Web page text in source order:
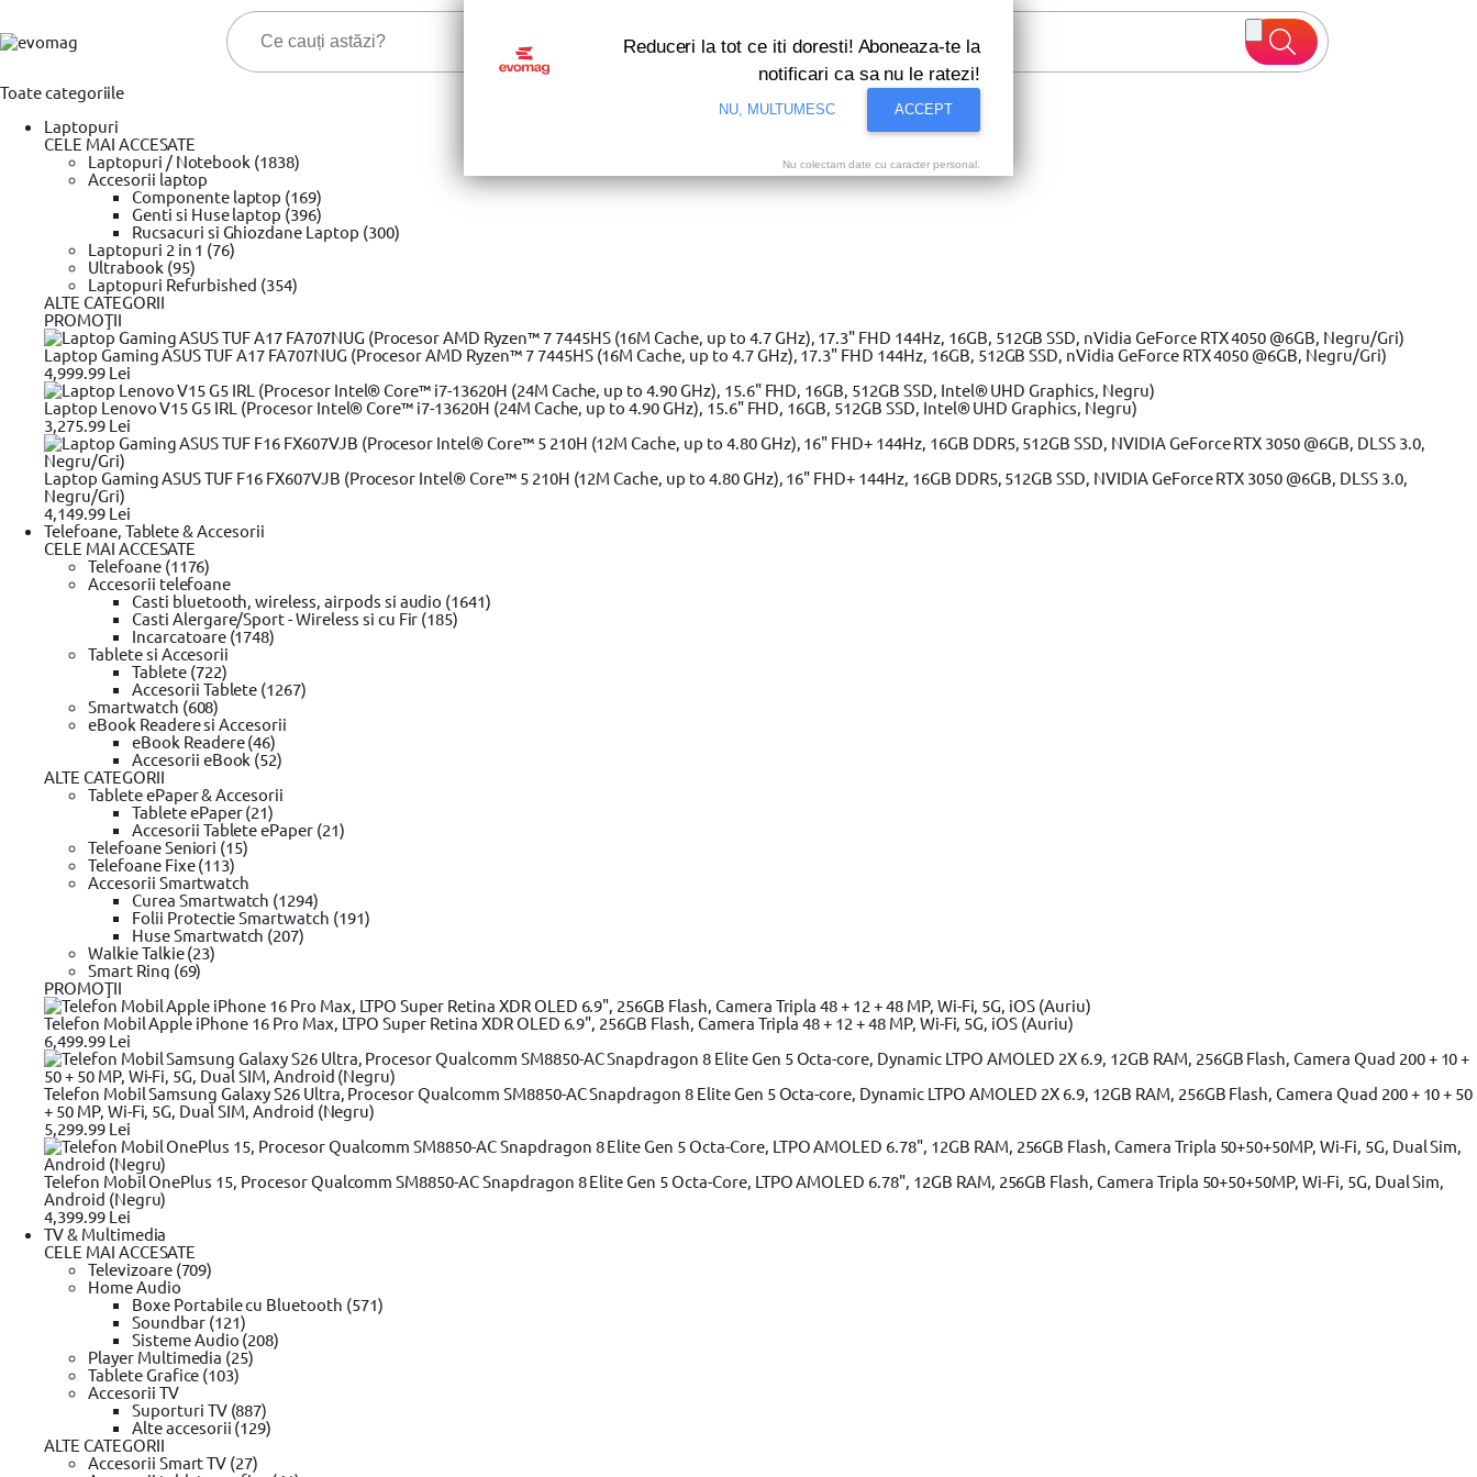
Toate categoriile
Laptopuri
CELE MAI ACCESATE
Laptopuri / Notebook (1838)
Accesorii laptop
Componente laptop (169)
Genti si Huse laptop (396)
Rucsacuri si Ghiozdane Laptop (300)
Laptopuri 2 in 1 (76)
Ultrabook (95)
Laptopuri Refurbished (354)
ALTE CATEGORII
PROMOŢII
Laptop Gaming ASUS TUF A17 FA707NUG (Procesor AMD Ryzen™ 7 7445HS (16M Cache, up to 4.7 GHz), 17.3" FHD 144Hz, 16GB, 512GB SSD, nVidia GeForce RTX 4050 @6GB, Negru/Gri)
4,999.99 Lei
Laptop Lenovo V15 G5 IRL (Procesor Intel® Core™ i7-13620H (24M Cache, up to 4.90 GHz), 15.6" FHD, 16GB, 512GB SSD, Intel® UHD Graphics, Negru)
3,275.99 Lei
Laptop Gaming ASUS TUF F16 FX607VJB (Procesor Intel® Core™ 5 210H (12M Cache, up to 4.80 GHz), 16" FHD+ 144Hz, 16GB DDR5, 512GB SSD, NVIDIA GeForce RTX 3050 @6GB, DLSS 3.0,
Negru/Gri)
4,149.99 Lei
Telefoane, Tablete & Accesorii
CELE MAI ACCESATE
Telefoane (1176)
Accesorii telefoane
Casti bluetooth, wireless, airpods si audio (1641)
Casti Alergare/Sport - Wireless si cu Fir (185)
Incarcatoare (1748)
Tablete si Accesorii
Tablete (722)
Accesorii Tablete (1267)
Smartwatch (608)
eBook Readere si Accesorii
eBook Readere (46)
Accesorii eBook (52)
ALTE CATEGORII
Tablete ePaper & Accesorii
Tablete ePaper (21)
Accesorii Tablete ePaper (21)
Telefoane Seniori (15)
Telefoane Fixe (113)
Accesorii Smartwatch
Curea Smartwatch (1294)
Folii Protectie Smartwatch (191)
Huse Smartwatch (207)
Walkie Talkie (23)
Smart Ring (69)
PROMOŢII
Telefon Mobil Apple iPhone 16 Pro Max, LTPO Super Retina XDR OLED 6.9", 256GB Flash, Camera Tripla 48 + 12 + 48 MP, Wi-Fi, 5G, iOS (Auriu)
6,499.99 Lei
Telefon Mobil Samsung Galaxy S26 Ultra, Procesor Qualcomm SM8850-AC Snapdragon 8 Elite Gen 5 Octa-core, Dynamic LTPO AMOLED 2X 6.9, 12GB RAM, 256GB Flash, Camera Quad 200 + 10 + 50
+ 50 MP, Wi-Fi, 5G, Dual SIM, Android (Negru)
5,299.99 Lei
Telefon Mobil OnePlus 15, Procesor Qualcomm SM8850-AC Snapdragon 8 Elite Gen 5 Octa-Core, LTPO AMOLED 6.78", 12GB RAM, 256GB Flash, Camera Tripla 50+50+50MP, Wi-Fi, 5G, Dual Sim,
Android (Negru)
4,399.99 Lei
TV & Multimedia
CELE MAI ACCESATE
Televizoare (709)
Home Audio
Boxe Portabile cu Bluetooth (571)
Soundbar (121)
Sisteme Audio (208)
Player Multimedia (25)
Tablete Grafice (103)
Accesorii TV
Suporturi TV (887)
Alte accesorii (129)
ALTE CATEGORII
Accesorii Smart TV (27)
Prima pagina »Unelte si scule »Trusa chei & Unelte
Set 8 chei de impact Torx, Yato YT-1065, 1/2", Cr-Mo
Plata cu
cardul în rate
Set 8 chei de impact Torx, Yato YT-1065, 1/2", Cr-Mo
0 review-uri
In stoc furnizor
Solicita postare in SICAP
Adaugă la wishlist
Ridica din locker / punct ridicare
Din Showroom-ul evomag:
Poate fi ridicat in 18 zile dupa ora 09:00
Livrare prin curier:
Se livreaza in 19 zile pana in ora 18:00
Garantie standard
Alerta pret!
Pret actual:
Vreau sa aflu primul ofertele zilnice!
ComparăIntrebare tehnică?
Produse recomandate
Scurta descriere
Detalii tehnice
Review-uri
133
lei
(TVA inclus)
In stoc furnizor
Set 8 chei de impact Torx, Yato YT-1065, 1/2", Cr-Mo
Descrierea produsului Set 8 chei de impact Torx, Yato YT-1065, 1/2", Cr-Mo
Set 8 chei de impact Torx, Yato YT-1065, 1/2", Cr-Mo
Caracteristici tehnice:
Reduceri la tot ce iti doresti! Aboneaza-te la
notificari ca sa nu le ratezi!
NU, MULTUMESC ACCEPT
Nu colectam date cu caracter personal.